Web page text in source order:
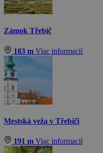
Zámok Třebíč
183 m Viac informacií
Mestská veža v Třebíči
191 m Viac informacií